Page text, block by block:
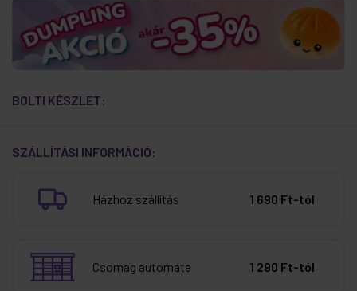
BOLTI KÉSZLET:
SZÁLLÍTÁSI INFORMÁCIÓ:
Házhoz szállítás 1 690 Ft-tól
Csomag automata 1 290 Ft-tól